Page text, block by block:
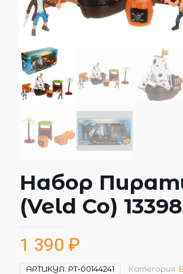
Набор
(Veld Co)
1 390 ₽
АРТИКУЛ: РТ-00144241 Категория: